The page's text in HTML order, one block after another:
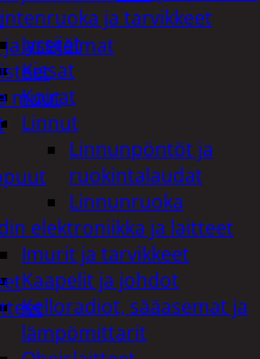
ja tarvikkeet
Jyrsijät
Kissat
Koirat
Linnut
Linnunpöntöt ja
ruokintalaudat
Linnunruoka
elektroniikka ja laitteet
Imurit ja tarvikkeet
Kaapelit ja johdot
Kelloradiot, sääasemat ja
lämpömittarit
asetelmat
muut